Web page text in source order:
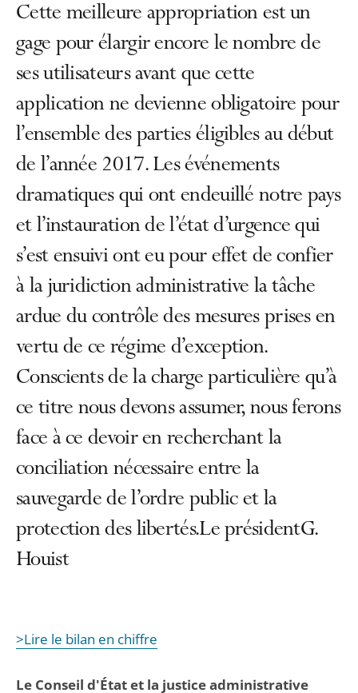
Cette meilleure appropriation est un
gage pour élargir encore le nombre de
ses utilisateurs avant que cette
application ne devienne obligatoire pour
l’ensemble des parties éligibles au début
de l’année 2017. Les événements
dramatiques qui ont endeuillé notre pays
et l’instauration de l’état d’urgence qui
s’est ensuivi ont eu pour effet de confier
à la juridiction administrative la tâche
ardue du contrôle des mesures prises en
vertu de ce régime d’exception.
Conscients de la charge particulière qu’à
ce titre nous devons assumer, nous ferons
face à ce devoir en recherchant la
conciliation nécessaire entre la
sauvegarde de l’ordre public et la
protection des libertés.Le présidentG.
Houist
>Lire le bilan en chiffre
Le Conseil d'État et la justice administrative